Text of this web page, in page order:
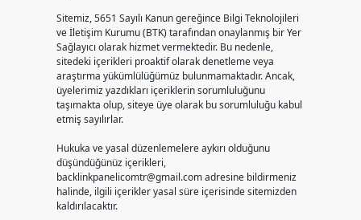
Sitemiz, 5651 Sayılı Kanun gereğince Bilgi Teknolojileri
ve İletişim Kurumu (BTK) tarafından onaylanmış bir Yer
Sağlayıcı olarak hizmet vermektedir. Bu nedenle,
sitedeki içerikleri proaktif olarak denetleme veya
araştırma yükümlülüğümüz bulunmamaktadır. Ancak,
üyelerimiz yazdıkları içeriklerin sorumluluğunu
taşımakta olup, siteye üye olarak bu sorumluluğu kabul
etmiş sayılırlar.
Hukuka ve yasal düzenlemelere aykırı olduğunu
düşündüğünüz içerikleri,
backlinkpanelicomtr@gmail.comadresine bildirmeniz
halinde, ilgili içerikler yasal süre içerisinde sitemizden
kaldırılacaktır.